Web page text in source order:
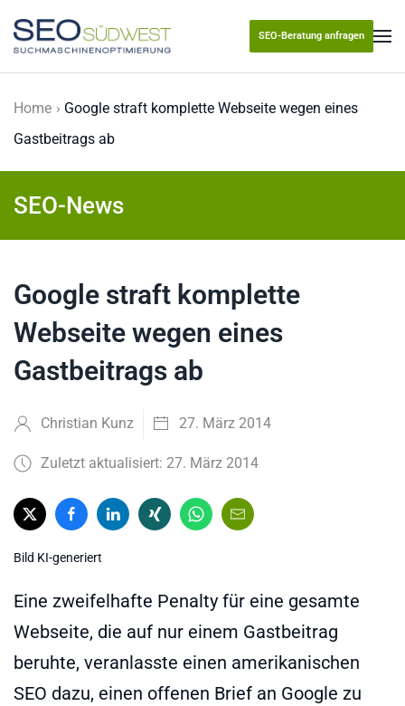
Skip to main content
SEO-Beratung anfragen
Home
Google straft komplette Webseite wegen eines
Gastbeitrags ab
SEO-News
Google straft komplette
Webseite wegen eines
Gastbeitrags ab
Christian Kunz 27. März 2014
Zuletzt aktualisiert: 27. März 2014
Bild KI-generiert
Eine zweifelhafte Penalty für eine gesamte
Webseite, die auf nur einem Gastbeitrag
beruhte, veranlasste einen amerikanischen
SEO dazu, einen offenen Brief an Google zu